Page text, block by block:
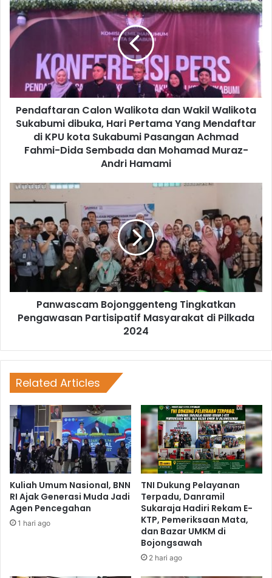
Pendaftaran Calon Walikota dan Wakil Walikota
Sukabumi dibuka, Hari Pertama Yang Mendaftar
di KPU kota Sukabumi Pasangan Achmad
Fahmi-Dida Sembada dan Mohamad Muraz-
Andri Hamami
Panwascam Bojonggenteng Tingkatkan
Pengawasan Partisipatif Masyarakat di Pilkada
2024
Related Articles
Kuliah Umum Nasional, BNN
RI Ajak Generasi Muda Jadi
Agen Pencegahan
1 hari ago
TNI Dukung Pelayanan
Terpadu, Danramil
Sukaraja Hadiri Rekam E-
KTP, Pemeriksaan Mata,
dan Bazar UMKM di
Bojongsawah
2 hari ago